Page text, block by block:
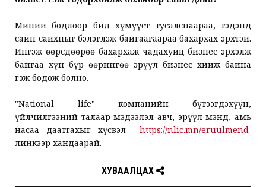
Миний бодлоор бид хүмүүст тусалснаараа, тэдэнд
сайн сайхныг бэлэглэж байгаагаараа бахархах эрхтэй.
Ингэж өөрсдөөрөө бахархаж чадахуйц бизнес эрхэлж
байгаа хүн бүр өөрийгөө эрүүл бизнес хийж байна
гэж бодож болно.
"National life" компанийн бүтээгдэхүүн,
үйлчилгээний талаар мэдээлэл авч, эрүүл мэнд, амь
насаа даатгахыг хүсвэл https://nlic.mn/eruulmend
линкээр хандаарай.
ХУВААЛЦАХ